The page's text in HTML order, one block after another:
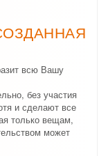
всю Вашу
без участия
и сделают все
только вещам,
может